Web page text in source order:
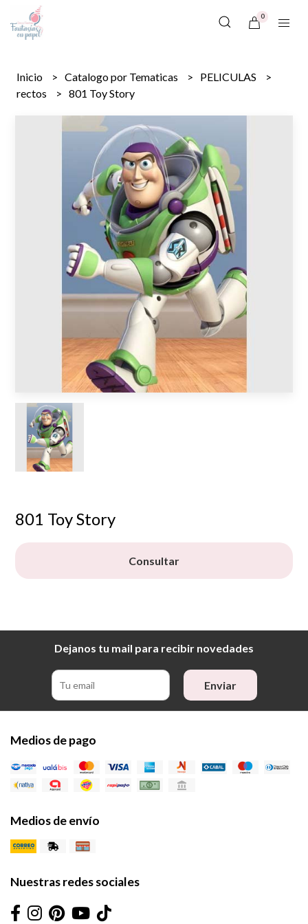
0
Inicio Catalogo por Tematicas
PELICULAS
rectos
801 Toy Story
801 Toy Story
Consultar
Dejanos tu mail para recibir novedades
Enviar
Medios de pago
Medios de envío
Nuestras redes sociales